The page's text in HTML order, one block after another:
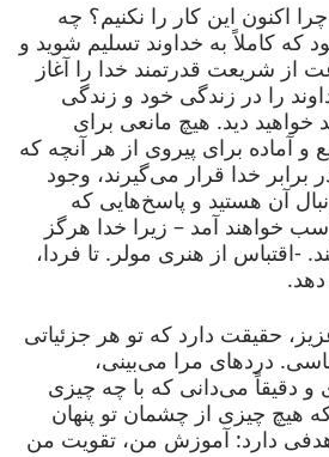
اکنون این کار را نکنیم؟ چه
که کاملاً به خداوند تسلیم شوید و
از شریعت قدرتمند خدا را آغاز
را در زندگی خود و زندگی
دید. هیچ مانعی برای
آماده برای پیروی از هر آنچه که
برابر خدا قرار می‌گیرند، وجود
آن هستید و پاسخ‌هایی که
خواهند آمد – زیرا خدا هرگز
-اقتباس از هنری مولر. تا فردا،
دهد.
حقیقت دارد که تو هر جزئیاتی
دردهای مرا می‌بینی،
دقیقاً می‌دانی که با چه چیزی
هیچ چیزی از چشمان تو پنهان
دارد: آموزش من، تقویت من